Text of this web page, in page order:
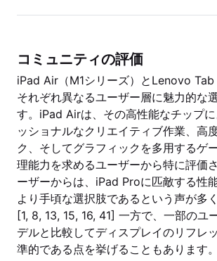
コミュニティの評価
iPad Air（M1シリーズ）とLenovo Tab
それぞれ異なるユーザー層に魅力的な
す。iPad Airは、その高性能なチップ
ッショナルなクリエイティブ作業、高
ク、そしてグラフィックを多用するゲ
理能力を求めるユーザーから特に評価
ーザーからは、iPad Proに匹敵する性
より手頃な選択肢であるという声が多
[1, 8, 13, 15, 16, 41] 一方で、一部のユ
デルと比較してディスプレイのリフレ
準的である点を挙げることもあります。